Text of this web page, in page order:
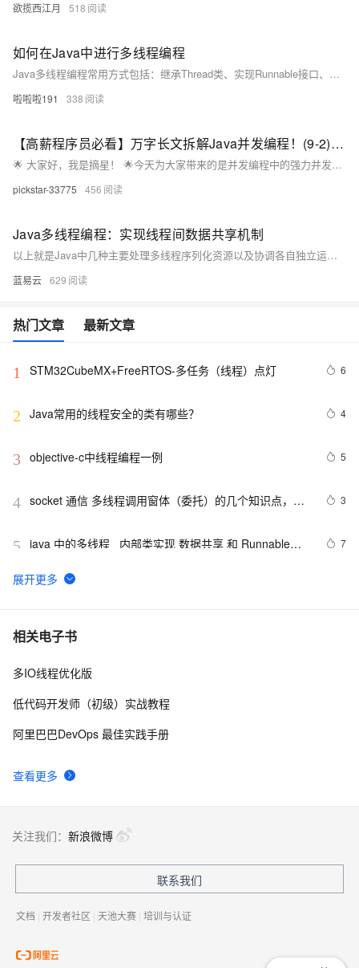
欲揽西江月 518
如何在Java中进行多线程编程
Java多线程编程常用方式包括：继承Thread类、实现Runnable接口、Callable接口（可返回结果）及使用线程池。推荐线程池以提升性能，避免频繁创建线程。结合同步与通信机制，可有效管理并发任务。
啦啦啦191 338
【高薪程序员必看】万字长文拆解Java并发编程！(9-2)：并发工具-线程池
🌟 ​大家好，我是摘星！​ 🌟今天为大家带来的是并发编程中的强力并发工具-线程池，废话不多说让我们直接开始。
pickstar-33775 456
Java多线程编程：实现线程间数据共享机制
以上就是Java中几种主要处理多线程序列化资源以及协调各自独立运行但需相互配合以完成任务threads 的技术手段与策略。正确应用上述技术将大大增强你程序稳定性与效率同时也降低bug出现率因此深刻理解每项技术背后理论至关重要.
蓝易云 629
热门文章 最新文章
1 STM32CubeMX+FreeRTOS-多任务（线程）点灯 6
2 Java常用的线程安全的类有哪些？ 4
3 objective-c中线程编程一例 5
4 socket 通信 多线程调用窗体（委托）的几个知识点，记
3
5 java 中的多线程   内部类实现 数据共享 和 Runnable实
7
6 解释一下为什么协程比线程更轻量级。
7 1、Linux多线程，基本概念
8 linux多线程示例
相关电子书
查看更多
多IO线程优化版
低代码开发师（初级）实战教程
阿里巴巴DevOps 最佳实践手册
关注我们： 新浪微博
联系我们
文档 | 开发者社区 | 天池大赛 | 培训与认证